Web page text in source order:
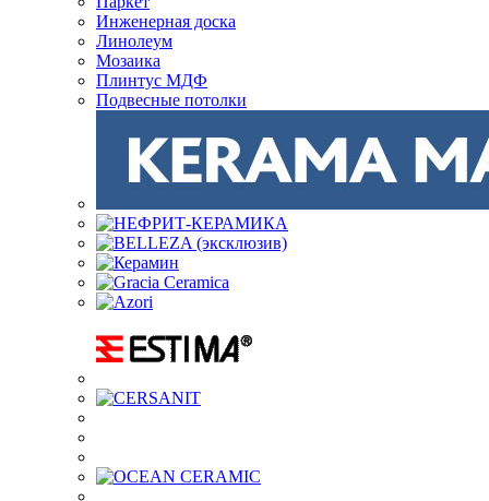
Инженерная доска
Линолеум
Мозаика
Плинтус МДФ
Подвесные потолки